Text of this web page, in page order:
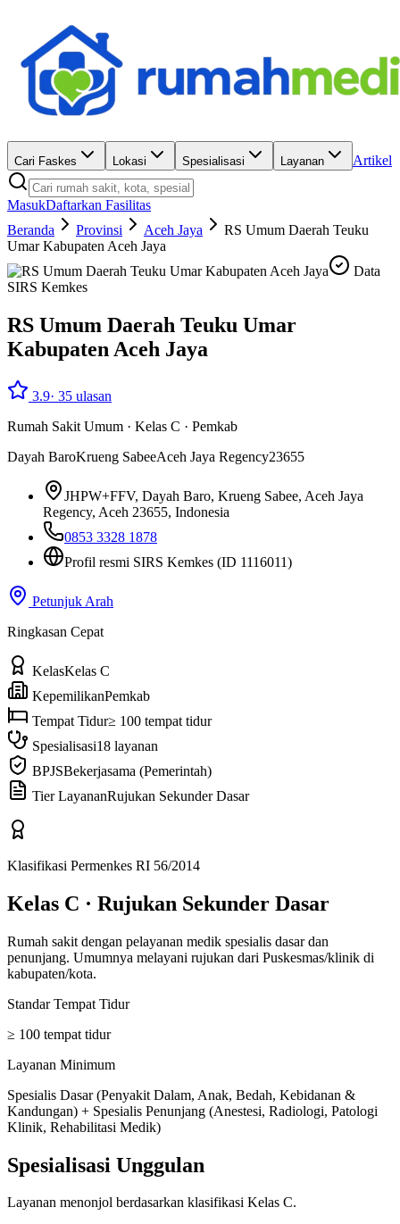
Cari Faskes Lokasi Spesialisasi Layanan Artikel
MasukDaftarkan Fasilitas
Beranda
Provinsi Aceh Jaya
RS Umum Daerah Teuku
Umar Kabupaten Aceh Jaya
Data
SIRS Kemkes
RS Umum Daerah Teuku Umar
Kabupaten Aceh Jaya
3.9· 35 ulasan
Rumah Sakit Umum · Kelas C · Pemkab
Dayah BaroKrueng SabeeAceh Jaya Regency23655
JHPW+FFV, Dayah Baro, Krueng Sabee, Aceh Jaya
Regency, Aceh 23655, Indonesia
0853 3328 1878
Profil resmi SIRS Kemkes (ID 1116011)
Petunjuk Arah
Ringkasan Cepat
KelasKelas C
KepemilikanPemkab
Tempat Tidur≥ 100 tempat tidur
Spesialisasi18 layanan
BPJSBekerjasama (Pemerintah)
Tier LayananRujukan Sekunder Dasar
Klasifikasi Permenkes RI 56/2014
Kelas C · Rujukan Sekunder Dasar
Rumah sakit dengan pelayanan medik spesialis dasar dan
penunjang. Umumnya melayani rujukan dari Puskesmas/klinik di
kabupaten/kota.
Standar Tempat Tidur
≥ 100 tempat tidur
Layanan Minimum
Spesialis Dasar (Penyakit Dalam, Anak, Bedah, Kebidanan &
Kandungan) + Spesialis Penunjang (Anestesi, Radiologi, Patologi
Klinik, Rehabilitasi Medik)
Spesialisasi Unggulan
Layanan menonjol berdasarkan klasifikasi Kelas C.